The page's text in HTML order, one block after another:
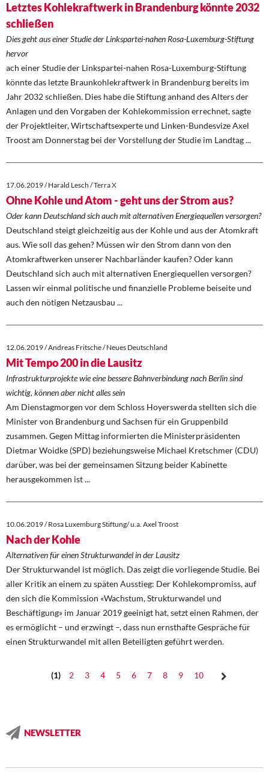
Letztes Kohlekraftwerk in Brandenburg könnte 2032
schließen
Dies geht aus einer Studie der Linkspartei-nahen Rosa-Luxemburg-Stiftung
hervor
ach einer Studie der Linkspartei-nahen Rosa-Luxemburg-Stiftung
könnte das letzte Braunkohlekraftwerk in Brandenburg bereits im
Jahr 2032 schließen. Dies habe die Stiftung anhand des Alters der
Anlagen und den Vorgaben der Kohlekommission errechnet, sagte
der Projektleiter, Wirtschaftsexperte und Linken-Bundesvize Axel
Troost am Donnerstag bei der Vorstellung der Studie im Landtag ...
17.06.2019 / Harald Lesch / Terra X
Ohne Kohle und Atom - geht uns der Strom aus?
Oder kann Deutschland sich auch mit alternativen Energiequellen versorgen?
Deutschland steigt gleichzeitig aus der Kohle und aus der Atomkraft
aus. Wie soll das gehen? Müssen wir den Strom dann von den
Atomkraftwerken unserer Nachbarländer kaufen? Oder kann
Deutschland sich auch mit alternativen Energiequellen versorgen?
Lassen wir einmal politische und finanzielle Probleme beiseite und
auch den nötigen Netzausbau ...
12.06.2019 / Andreas Fritsche / Neues Deutschland
Mit Tempo 200 in die Lausitz
Infrastrukturprojekte wie eine bessere Bahnverbindung nach Berlin sind
wichtig, können aber nicht alles sein
Am Dienstagmorgen vor dem Schloss Hoyerswerda stellten sich die
Minister von Brandenburg und Sachsen für ein Gruppenbild
zusammen. Gegen Mittag informierten die Ministerpräsidenten
Dietmar Woidke (SPD) beziehungsweise Michael Kretschmer (CDU)
darüber, was bei der gemeinsamen Sitzung beider Kabinette
herausgekommen ist ...
10.06.2019 / Rosa Luxemburg Stiftung/ u.a. Axel Troost
Nach der Kohle
Alternativen für einen Strukturwandel in der Lausitz
Der Strukturwandel ist möglich. Das zeigt die vorliegende Studie. Bei
aller Kritik an einem zu späten Ausstieg: Der Kohlekompromiss, auf
den sich die Kommission «Wachstum, Strukturwandel und
Beschäftigung» im Januar 2019 geeinigt hat, setzt einen Rahmen, der
es ermöglicht – und erzwingt –, dass nun ernsthafte Gespräche für
einen Strukturwandel mit allen Beteiligten geführt werden.
1 2 3 4 5 6 7 8 9 10
NEWSLETTER